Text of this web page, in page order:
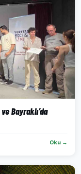
Bayraklı’da
Oku →